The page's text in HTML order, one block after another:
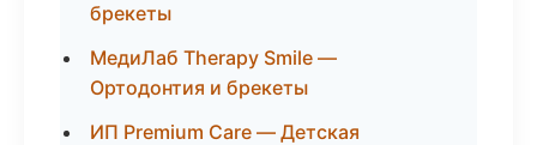
брекеты
МедиЛаб Therapy Smile —
Ортодонтия и брекеты
ИП Premium Care — Детская